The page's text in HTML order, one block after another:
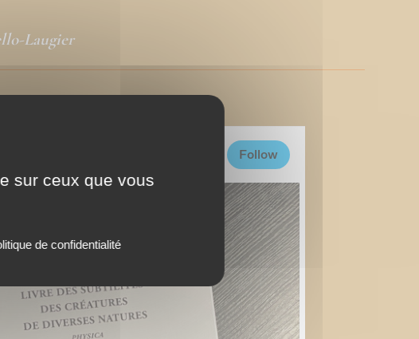
Laugier
sur ceux que vous
de confidentialité